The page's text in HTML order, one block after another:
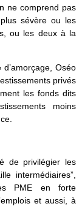
ne comprend pas
sévère ou les
ou les deux à la
Oséo
privés
les fonds dits
moins
de privilégier les
intermédiaires”,
PME en forte
et aussi, à